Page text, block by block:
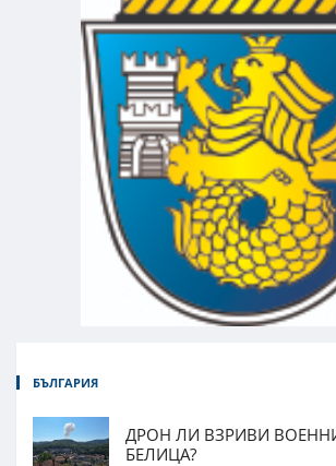
БЪЛГАРИЯ
ДРОН ЛИ ВЗРИВИ
БЕЛИЦА?